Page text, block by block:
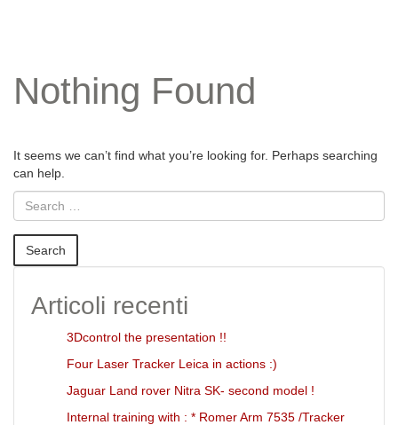
Nothing Found
It seems we can’t find what you’re looking for. Perhaps searching
can help.
Articoli recenti
3Dcontrol the presentation !!
Four Laser Tracker Leica in actions :)
Jaguar Land rover Nitra SK- second model !
Internal training with : * Romer Arm 7535 /Tracker